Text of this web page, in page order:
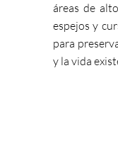
áreas de
espejos y
para
y la vida